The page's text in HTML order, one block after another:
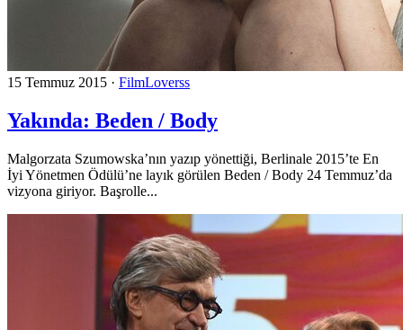
15 Temmuz 2015 · FilmLoverss
Yakında: Beden / Body
Malgorzata Szumowska’nın yazıp yönettiği, Berlinale 2015’te En
İyi Yönetmen Ödülü’ne layık görülen Beden / Body 24 Temmuz’da
vizyona giriyor. Başrolle...